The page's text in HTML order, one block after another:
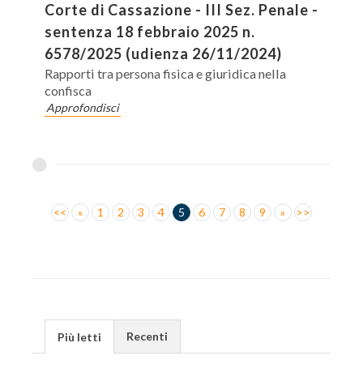
Corte di Cassazione - III Sez. Penale -
sentenza 18 febbraio 2025 n.
6578/2025 (udienza 26/11/2024)
Rapporti tra persona fisica e giuridica nella
confisca
Approfondisci
<< « 1 2 3 4 5 6 7 8 9 » >>
Più letti Recenti